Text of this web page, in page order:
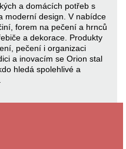
a domácích potřeb s
moderní design. V nabídce
forem na pečení a hrnců
a dekorace. Produkty
pečení i organizaci
a inovacím se Orion stal
hledá spolehlivé a